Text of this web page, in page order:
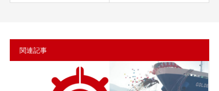
関連記事